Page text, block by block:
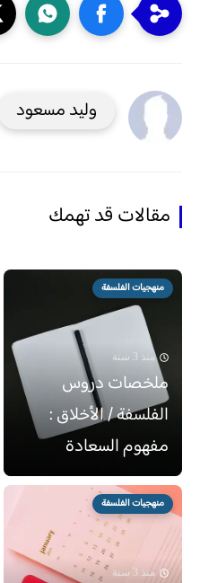
وليد مسعود
مقالات قد تهمك
منهجيات الفلسفة
منذ 3 سنة
ملخصات دروس
الفلسفة / الأخلاق :
مفهوم السعادة
منهجيات الفلسفة
منذ 3 سنة